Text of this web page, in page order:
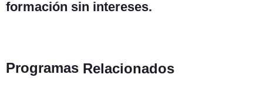
formación sin intereses.
Programas Relacionados